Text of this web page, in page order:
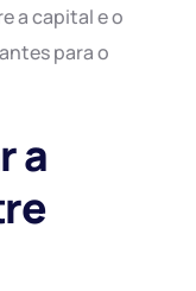
a capital e o
para o
a